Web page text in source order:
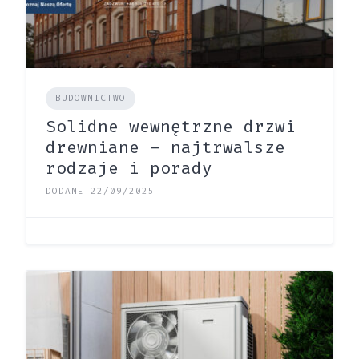
BUDOWNICTWO
Solidne wewnętrzne drzwi
drewniane – najtrwalsze
rodzaje i porady
DODANE 22/09/2025